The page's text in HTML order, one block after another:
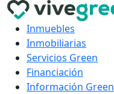
Inmuebles
Inmobiliarias
Servicios Green
Financiación
Información Green